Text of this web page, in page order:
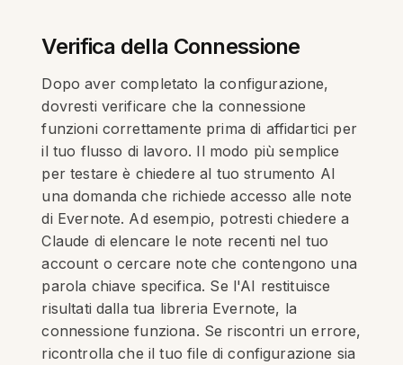
Verifica della Connessione
Dopo aver completato la configurazione,
dovresti verificare che la connessione
funzioni correttamente prima di affidartici per
il tuo flusso di lavoro. Il modo più semplice
per testare è chiedere al tuo strumento AI
una domanda che richiede accesso alle note
di Evernote. Ad esempio, potresti chiedere a
Claude di elencare le note recenti nel tuo
account o cercare note che contengono una
parola chiave specifica. Se l'AI restituisce
risultati dalla tua libreria Evernote, la
connessione funziona. Se riscontri un errore,
ricontrolla che il tuo file di configurazione sia